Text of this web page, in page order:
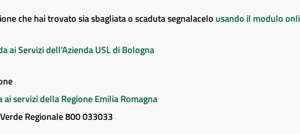
che hai trovato sia sbagliata o scaduta segnalacelo usando il modulo
ai Servizi dell'Azienda USL di Bologna
ai servizi della Regione Emilia Romagna
Regionale 800 033033